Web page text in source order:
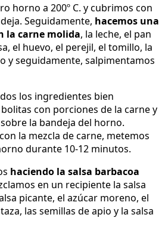
horno a 200º C. y cubrimos con
Seguidamente, hacemos una
la carne molida, la leche, el pan
el huevo, el perejil, el tomillo, la
y seguidamente, salpimentamos
los ingredientes bien
con porciones de la carne y
la bandeja del horno.
la mezcla de carne, metemos
durante 10-12 minutos.
haciendo la salsa barbacoa
en un recipiente la salsa
picante, el azúcar moreno, el
las semillas de apio y la salsa